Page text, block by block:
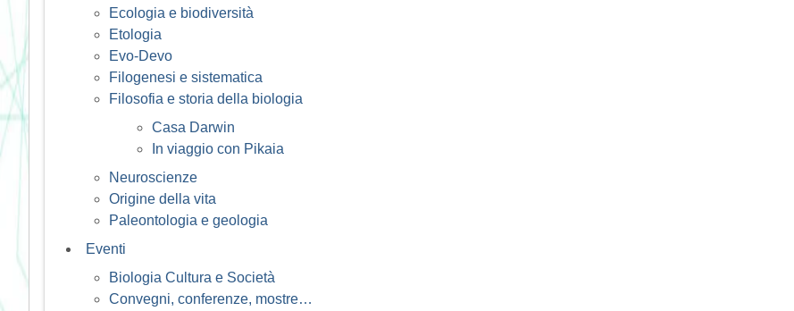
Ecologia e biodiversità
Etologia
Evo-Devo
Filogenesi e sistematica
Filosofia e storia della biologia
Casa Darwin
In viaggio con Pikaia
Neuroscienze
Origine della vita
Paleontologia e geologia
Eventi
Biologia Cultura e Società
Convegni, conferenze, mostre…